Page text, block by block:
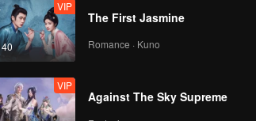
VIP
The First Jasmine
Romance · Kuno
VIP
Against The Sky Supreme